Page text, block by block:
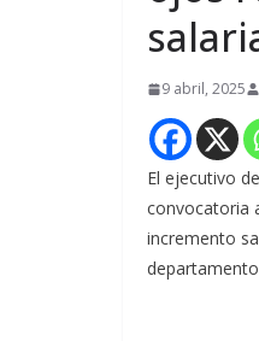
9 abril, 2025
El ejecutivo
convocatoria
incremento